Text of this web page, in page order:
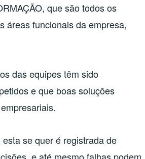
que são todos os
áreas funcionais da empresa,
das equipes têm sido
e que boas soluções
se quer é registrada de